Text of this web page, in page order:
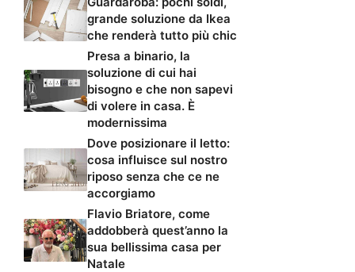
grande soluzione da Ikea
che renderà tutto più chic
Presa a binario, la
soluzione di cui hai
bisogno e che non sapevi
di volere in casa. È
modernissima
Dove posizionare il letto:
cosa influisce sul nostro
riposo senza che ce ne
accorgiamo
Flavio Briatore, come
addobberà quest’anno la
sua bellissima casa per
Natale